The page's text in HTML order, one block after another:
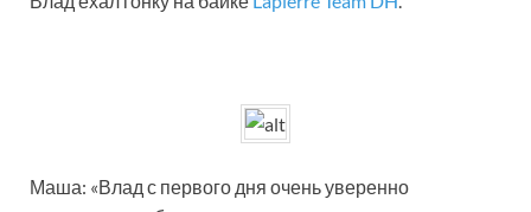
Маша: «Влад с первого дня очень уверенно